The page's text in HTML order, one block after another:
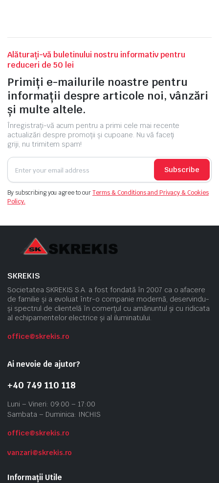
Alăturați-vă buletinului nostru informativ pentru
reduceri de 50 lei
Primiți e-mailurile noastre pentru
informații despre articole noi, vânzări
și multe altele.
Înregistrați-vă acum pentru a primi cele mai recente
actualizări despre promoții și cupoane. Nu vă faceți
griji, nu trimitem spam!
Subscribe
By subscribing you agree to ourTerms & Conditions and Privacy & Cookies
Policy.
SKREKIS
Societatea SKREKIS S.A. a fost fondată în 2007 ca o afacere
de familie și a evoluat într-o companie modernă, deservindu-
și spectrul de clientelă în comerțul cu amănuntul și cu ridicata
al echipamentelor electrice și al iluminatului.
office@skrekis.ro
Ai nevoie de ajutor?
+40 749 110 118
Luni – Vineri: 09:00 – 17:00
Sambata – Duminica: INCHIS
office@skrekis.ro
vanzari@skrekis.ro
Informații Utile